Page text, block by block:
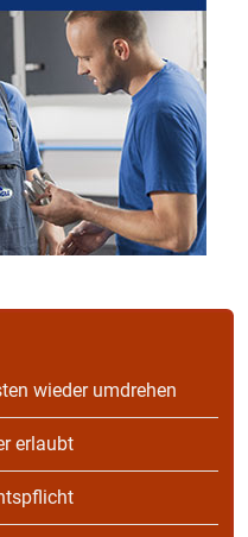
wieder umdrehen
erlaubt